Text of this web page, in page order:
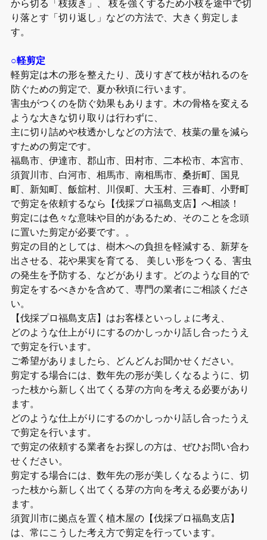
から切る「枝抜き」、 枝を強くするため小枝を途中で切
り落とす「切り返し」などの方法で、大きく剪定しま
す。
○軽剪定
軽剪定は木の形を整えたり、茂りすぎて枝が枯れるのを
防ぐための剪定で、夏か秋頃に行います。
害虫がつくのを防ぐ効果もあります。木の骨格を変える
ような大きな切り取りは行わずに、
主に切り詰めや枝透かしなどの方法で、枝葉の量を減ら
すための剪定です。
福島市、伊達市、郡山市、田村市、二本松市、本宮市、
須賀川市、白河市、相馬市、南相馬市、桑折町、国見
町、新知町、飯舘村、川俣町、大玉村、三春町、小野町
で剪定を依頼するなら【伐採プロ福島支店】へ相談！
剪定には色々な意味や目的があるため、そのことを念頭
に置いた剪定が必要です。。
剪定の目的としては、樹木への負担を軽減する、新芽を
出させる、花や果実を育てる、 美しい形をつくる、害虫
の発生を予防する、などがあります。どのような目的で
剪定をするべきかを含めて、専門の業者にご相談くださ
い。
【伐採プロ福島支店】はお客様といっしょに考え、
どのような仕上がりにするのかしっかり話し合ったうえ
で剪定を行います。
ご希望がありましたら、どんどんお聞かせください。
剪定する場合には、数年先の形が美しくなるように、切
った枝から新しく出てくる芽の方向を考える必要があり
ます。
どのような仕上がりにするのかしっかり話し合ったうえ
で剪定を行います。
で剪定の依頼する業者をお探しの方は、ぜひお問い合わ
せください。
剪定する場合には、数年先の形が美しくなるように、切
った枝から新しく出てくる芽の方向を考える必要があり
ます。
須賀川市に拠点を置く植木屋の【伐採プロ福島支店】
は、常にこうした考え方で剪定を行っています。